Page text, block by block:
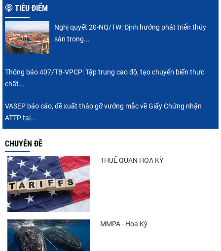
TIÊU ĐIỂM
Nghị quyết 20-NQ/TW: Định hướng phát triển thủy
sản trong...
Thông báo 407/TB-VPCP: Tập trung cao độ, tạo chuyển biến thực
chất...
VASEP báo cáo, đề xuất tháo gỡ vướng mắc về Giấy Chứng nhận
ATTP tại...
CHUYÊN ĐỀ
THUẾ QUAN HOA KỲ
MMPA - Hoa Kỳ